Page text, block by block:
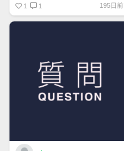
1 1 195日前